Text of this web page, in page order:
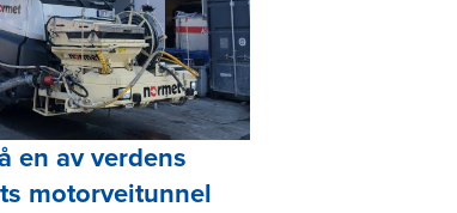
en av verdens
motorveitunnel